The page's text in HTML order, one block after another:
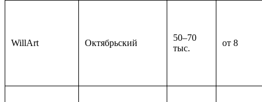
WillArt Октябрьский
50–70
тыс.
от 8